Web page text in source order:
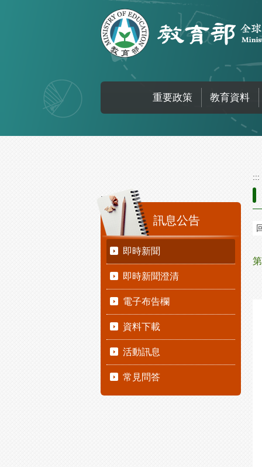
重要政策 教育資料
:::
訊息公告
即時新聞
即時新聞澄清
電子布告欄
資料下載
活動訊息
常見問答
:::